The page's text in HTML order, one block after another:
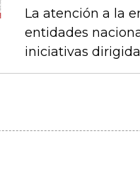
La atención a la
entidades
iniciativas